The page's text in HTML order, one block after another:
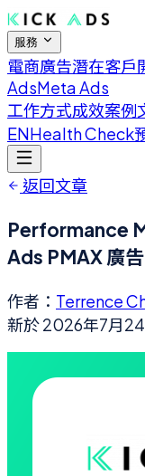
服務
電商廣告潛在客戶
AdsMeta Ads
工作方式成效案例
ENHealth Check
返回文章
Performance
Ads PMAX 廣
作者： Terrence
新於2026年7月